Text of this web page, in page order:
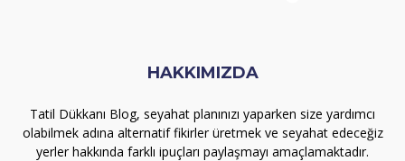
HAKKIMIZDA
Tatil Dükkanı Blog, seyahat planınızı yaparken size yardımcı
olabilmek adına alternatif fikirler üretmek ve seyahat edeceğiz
yerler hakkında farklı ipuçları paylaşmayı amaçlamaktadır.